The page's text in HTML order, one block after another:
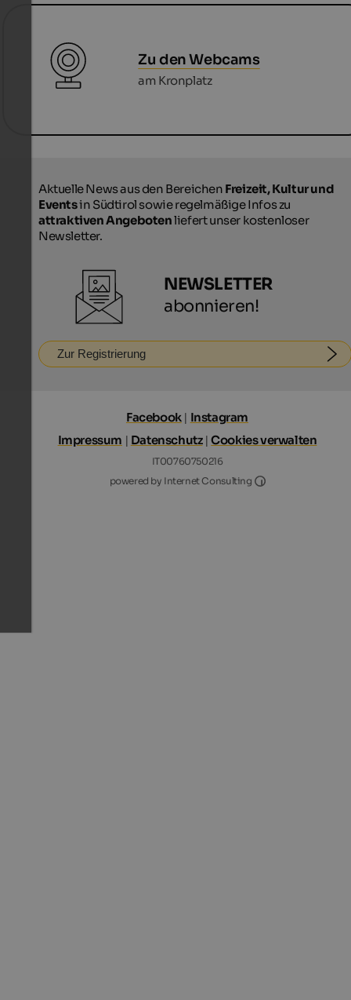
Zu den Webcams
am Kronplatz
Aktuelle News aus den Bereichen Freizeit, Kultur und
Eventsin Südtirol sowie regelmäßige Infos zu
attraktiven Angebotenliefert unser kostenloser
Newsletter.
NEWSLETTER
abonnieren!
Zur Registrierung
Facebook| Instagram
Impressum | Datenschutz|Cookies verwalten
IT00760750216
powered by Internet Consulting
Internet